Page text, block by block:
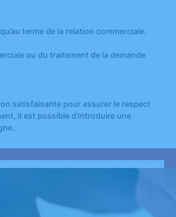
terme de la relation commerciale.
ou du traitement de la demande
satisfaisante pour assurer le respect
il est possible d’introduire une